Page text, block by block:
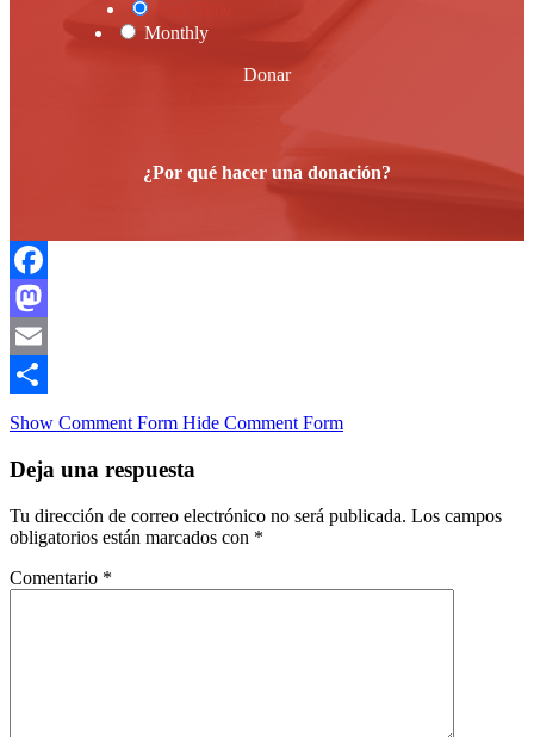
Monthly
Donar
¿Por qué hacer una donación?
Facebook
Mastodon
Email
Compartir
Show Comment Form Hide Comment Form
Deja una respuesta
Tu dirección de correo electrónico no será publicada. Los campos
obligatorios están marcados con *
Comentario *